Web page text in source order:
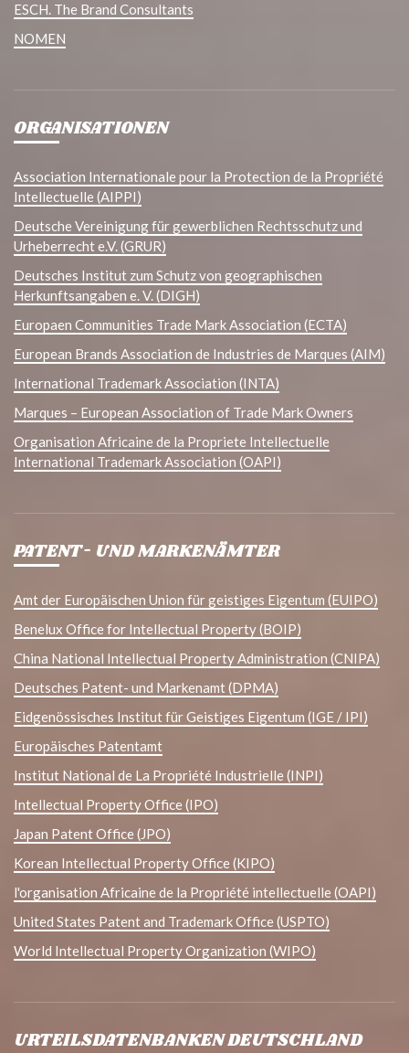
ESCH. The Brand Consultants
NOMEN
ORGANISATIONEN
Association Internationale pour la Protection de la Propriété
Intellectuelle (AIPPI)
Deutsche Vereinigung für gewerblichen Rechtsschutz und
Urheberrecht e.V. (GRUR)
Deutsches Institut zum Schutz von geographischen
Herkunftsangaben e. V. (DIGH)
Europaen Communities Trade Mark Association (ECTA)
European Brands Association de Industries de Marques (AIM)
International Trademark Association (INTA)
Marques – European Association of Trade Mark Owners
Organisation Africaine de la Propriete Intellectuelle
International Trademark Association (OAPI)
PATENT- UND MARKENÄMTER
Amt der Europäischen Union für geistiges Eigentum (EUIPO)
Benelux Office for Intellectual Property (BOIP)
China National Intellectual Property Administration (CNIPA)
Deutsches Patent- und Markenamt (DPMA)
Eidgenössisches Institut für Geistiges Eigentum (IGE / IPI)
Europäisches Patentamt
Institut National de La Propriété Industrielle (INPI)
Intellectual Property Office (IPO)
Japan Patent Office (JPO)
Korean Intellectual Property Office (KIPO)
l'organisation Africaine de la Propriété intellectuelle (OAPI)
United States Patent and Trademark Office (USPTO)
World Intellectual Property Organization (WIPO)
URTEILSDATENBANKEN DEUTSCHLAND